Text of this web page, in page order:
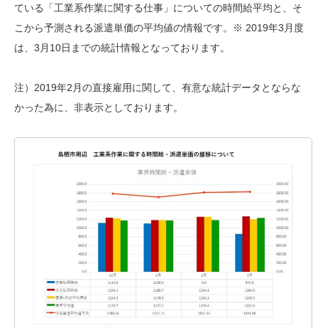
ている「工業系作業に関する仕事」についての時間給平均と、そ
こから予測される派遣単価の平均値の情報です。※ 2019年3月度
は、3月10日までの統計情報となっております。
注）2019年2月の直接雇用に関して、有意な統計データとならな
かった為に、非表示としております。